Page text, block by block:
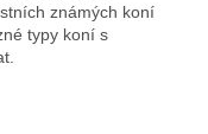
známých koní
typy koní s